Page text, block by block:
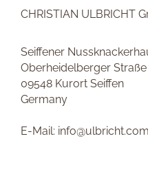
CHRISTIAN ULBRICHT
Seiffener
Oberheidelberger
09548 Kurort Seiffen
Germany
E-Mail: info@ulbricht.com